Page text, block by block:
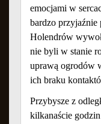
emocjami w
bardzo
Holendrów
nie byli w stanie
uprawą ogrodów
ich braku
Przybysze z
kilkanaście